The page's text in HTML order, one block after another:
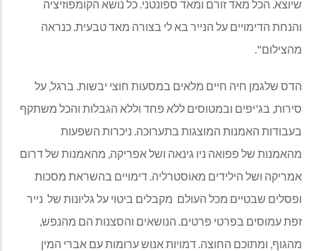
שיוצא. הכל מאד זורם ומאד ספונטני. כל נושא הקומפוזיציה
והנחת הדימויים על הנייר בא לי בצורה מאד טבעית. כנראה
מהצילום".
הדס שלגמן חיה חיים מלאים במסעות חוצי יבשות. ברגל, על
סירות, בג'יפים ובמטוסים ללא פחד וללא הגבלות והכל משתקף
בעבודות האמנות המוצגות בתערוכה. ניכרות השפעות
מהאמנות של פפואה ניו גינאה ושל אפריקה, מהאמנות של דרום
אמריקה ושל הילידים מאוסטרליה. דימויים בהשראת מסכות
ופסלים שבטיים מכל העולם מקבלים ביטוי על גליונות של נייר
זפת עמוסים בפרטי פרטים. הנושאים והסצנות הם מהנפש,
מהגוף, ומתוכם החוצה. דמויות אנוש ערומות עם אברי המין